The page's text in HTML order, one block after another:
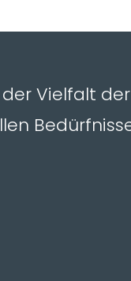
der Vielfalt